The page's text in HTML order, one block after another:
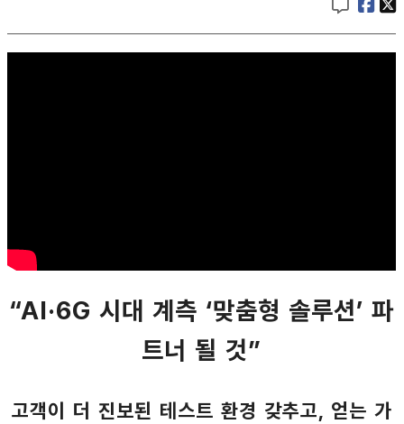
“AI·6G 시대 계측 ‘맞춤형 솔루션’ 파
트너 될 것”
고객이 더 진보된 테스트 환경 갖추고, 얻는 가